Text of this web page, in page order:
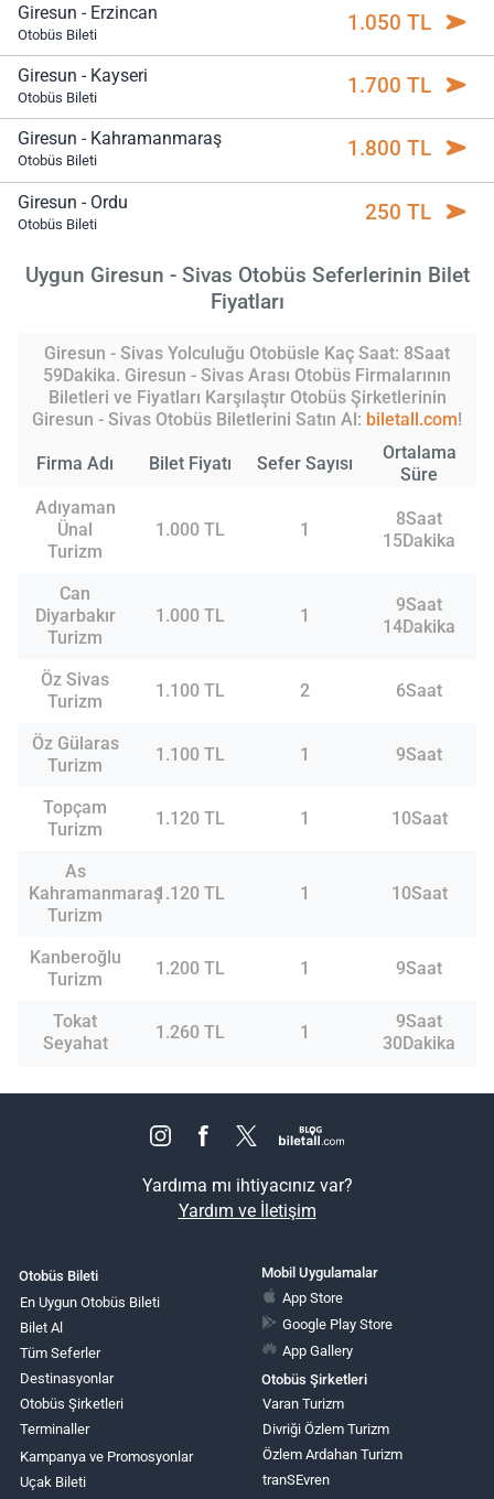
Giresun - Erzincan
Otobüs Bileti 1.050 TL
Giresun - Kayseri
Otobüs Bileti 1.700 TL
Giresun - Kahramanmaraş
Otobüs Bileti 1.800 TL
Giresun - Ordu
Otobüs Bileti 250 TL
Uygun Giresun - Sivas Otobüs Seferlerinin Bilet
Fiyatları
Giresun - Sivas Yolculuğu Otobüsle Kaç Saat: 8Saat
59Dakika. Giresun - Sivas Arası Otobüs Firmalarının
Biletleri ve Fiyatları Karşılaştır Otobüs Şirketlerinin
Giresun - Sivas Otobüs Biletlerini Satın Al: biletall.com!
Firma Adı Bilet Fiyatı Sefer Sayısı
Ortalama
Süre
Adıyaman
Ünal
Turizm
1.000 TL 1
8Saat
15Dakika
Can
Diyarbakır
Turizm
1.000 TL 1
9Saat
14Dakika
Öz Sivas
Turizm
1.100 TL 2 6Saat
Öz Gülaras
Turizm
1.100 TL 1 9Saat
Topçam
Turizm
1.120 TL 1 10Saat
As
Kahramanmaraş
Turizm
1.120 TL 1 10Saat
Kanberoğlu
Turizm
1.200 TL 1 9Saat
Tokat
Seyahat
1.260 TL 1
9Saat
30Dakika
Yardıma mı ihtiyacınız var?
Yardım ve İletişim
Otobüs Bileti
En Uygun Otobüs Bileti
Bilet Al
Tüm Seferler
Destinasyonlar
Otobüs Şirketleri
Terminaller
Kampanya ve Promosyonlar
Uçak Bileti
Mobil Uygulamalar
App Store
Google Play Store
App Gallery
Otobüs Şirketleri
Varan Turizm
Divriği Özlem Turizm
Özlem Ardahan Turizm
tranSEvren